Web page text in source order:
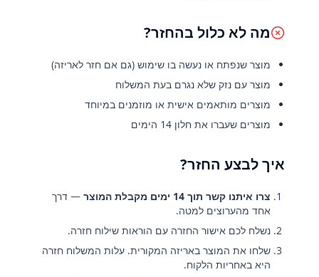
מה לא כלול בהחזר?
מוצר שנפתח או נעשה בו שימוש (גם אם חזר לאריזה)
מוצר עם נזק שלא נגרם בעת המשלוח
מוצרים מותאמים אישית או מוזמנים במיוחד
מוצרים שעברו את חלון 14 הימים
איך לבצע החזר?
צרו איתנו קשר תוך 14 ימים מקבלת המוצר
— דרך
אחד מהערוצים למטה.
נשלח לכם אישור החזרה עם הוראות שילוח חזרה.
שלחו את המוצר באריזה המקורית. עלות המשלוח חזרה
היא באחריות הלקוח.